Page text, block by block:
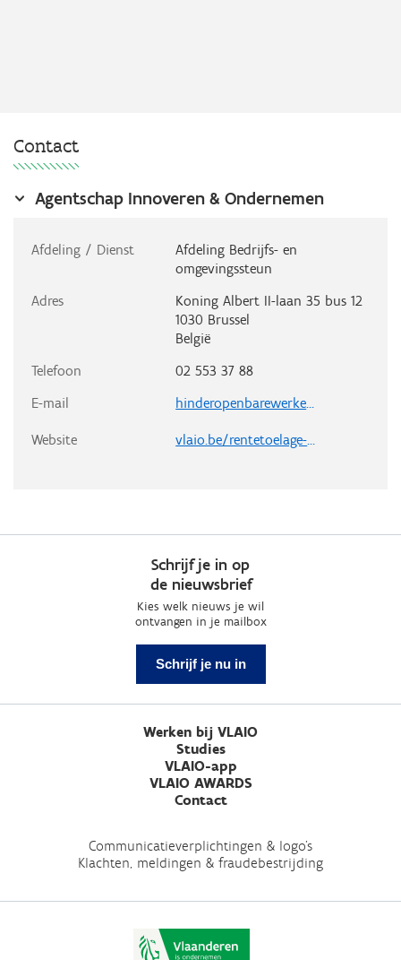
Contact
Agentschap Innoveren & Ondernemen
Afdeling / Dienst
Afdeling Bedrijfs- en
omgevingssteun
Adres
Koning Albert II-laan 35 bus 12
1030 Brussel
België
Telefoon
02 553 37 88
E-mail
Website
Schrijf je in op
de nieuwsbrief
Kies welk nieuws je wil
ontvangen in je mailbox
Schrijf je nu in
Werken bij VLAIO
Studies
VLAIO-app
VLAIO AWARDS
Contact
Communicatieverplichtingen & logo's
Klachten, meldingen & fraudebestrijding